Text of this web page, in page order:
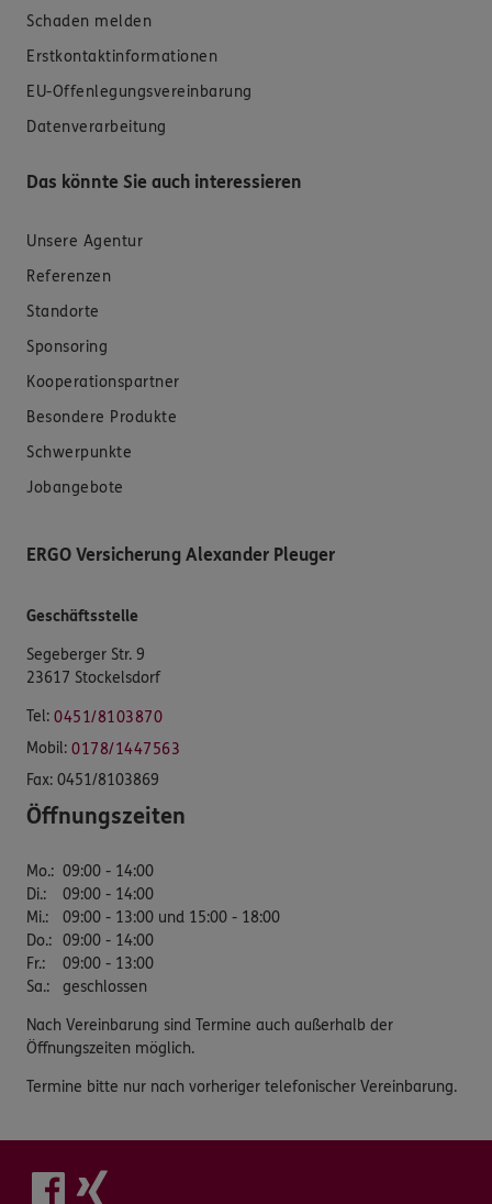
Schaden melden
Erstkontaktinformationen
EU-Offenlegungsvereinbarung
Datenverarbeitung
Das könnte Sie auch interessieren
Unsere Agentur
Referenzen
Standorte
Sponsoring
Kooperationspartner
Besondere Produkte
Schwerpunkte
Jobangebote
ERGO Versicherung Alexander Pleuger
Geschäftsstelle
Segeberger Str. 9
23617 Stockelsdorf
Tel: 0451/8103870
Mobil: 0178/1447563
Fax: 0451/8103869
Öffnungszeiten
Mo.: 09:00 - 14:00
Di.:
09:00 - 14:00
Mi.:
09:00 - 13:00 und 15:00 - 18:00
Do.: 09:00 - 14:00
Fr.:
09:00 - 13:00
Sa.: geschlossen
Nach Vereinbarung sind Termine auch außerhalb der
Öffnungszeiten möglich.
Termine bitte nur nach vorheriger telefonischer Vereinbarung.